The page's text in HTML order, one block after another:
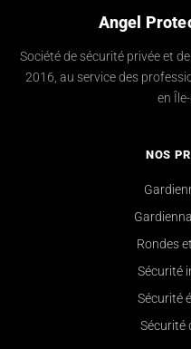
Angel
Société de sécurité privée et
2016, au service des
en
NOS
Rondes
Sécurité
Sécurité
Sécurité